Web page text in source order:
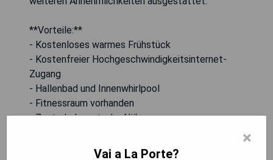
**Vorteile:**
- Kostenloses warmes Frühstück
- Kostenfreier Hochgeschwindigkeitsinternet-
Zugang
- Hallenbad und Innenwhirlpool
- Fitnessraum vorhanden
- Zentrale Lage in der Nähe von
×
Vai a La Porte?